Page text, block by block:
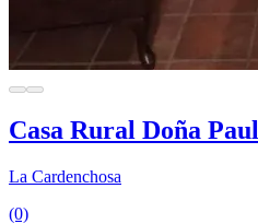
Casa Rural Doña
La Cardenchosa
(0)